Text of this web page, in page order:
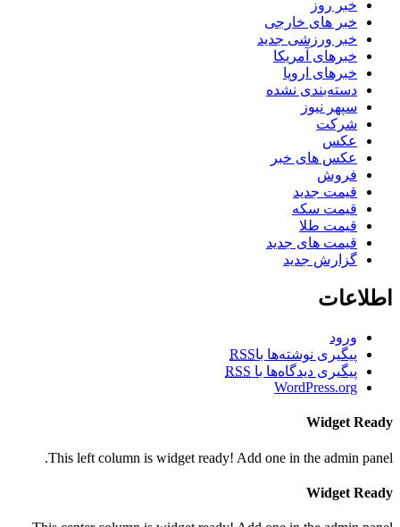
خبر روز
خبر های خارجی
خبر ورزشی جدید
خبرهای آمریکا
خبرهای اروپا
دسته‌بندی نشده
سپهر نیوز
شرکت
عکس
عکس های خبر
فروش
قیمت جدید
قیمت سکه
قیمت طلا
قیمت های جدید
گزارش جدید
اطلاعات
ورود
پیگیری نوشته‌ها باRSS
پیگیری دیدگاه‌ها با RSS
WordPress.org
Widget Ready
This left column is widget ready! Add one in the admin panel.
Widget Ready